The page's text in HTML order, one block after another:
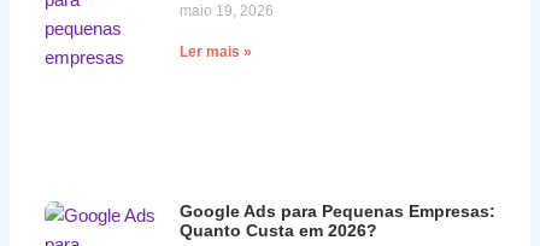
maio 19, 2026
Ler mais »
Google Ads para Pequenas Empresas:
Quanto Custa em 2026?